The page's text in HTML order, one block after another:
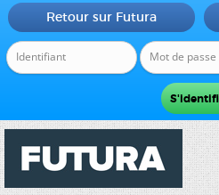
Retour sur Futura